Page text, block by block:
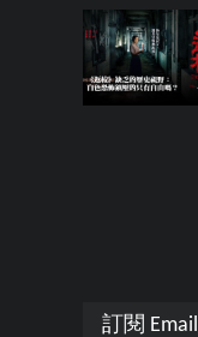
訂閱 Email